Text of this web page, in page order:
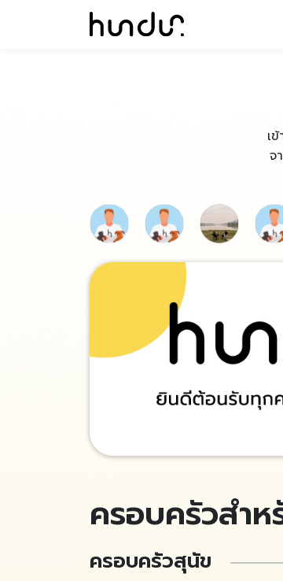
เ
จ
ครอบครัวสำ
ครอบครัวสุนัข